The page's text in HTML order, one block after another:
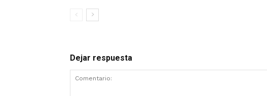
Dejar respuesta